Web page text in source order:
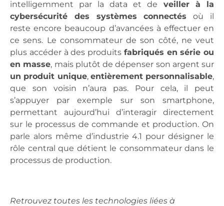
intelligemment par la data et de veiller à la
cybersécurité des systèmes connectés où il
reste encore beaucoup d’avancées à effectuer en
ce sens. Le consommateur de son côté, ne veut
plus accéder à des produits fabriqués en série ou
en masse, mais plutôt de dépenser son argent sur
un produit unique, entièrement personnalisable,
que son voisin n’aura pas. Pour cela, il peut
s’appuyer par exemple sur son smartphone,
permettant aujourd’hui d’interagir directement
sur le processus de commande et production. On
parle alors même d’industrie 4.1 pour désigner le
rôle central que détient le consommateur dans le
processus de production.
Retrouvez toutes les technologies liées à